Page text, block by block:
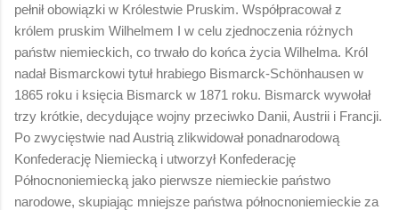
pełnił obowiązki w Królestwie Pruskim. Współpracował z
królem pruskim Wilhelmem I w celu zjednoczenia różnych
państw niemieckich, co trwało do końca życia Wilhelma. Król
nadał Bismarckowi tytuł hrabiego Bismarck-Schönhausen w
1865 roku i księcia Bismarck w 1871 roku. Bismarck wywołał
trzy krótkie, decydujące wojny przeciwko Danii, Austrii i Francji.
Po zwycięstwie nad Austrią zlikwidował ponadnarodową
Konfederację Niemiecką i utworzył Konfederację
Północnoniemiecką jako pierwsze niemieckie państwo
narodowe, skupiając mniejsze państwa północnoniemieckie za